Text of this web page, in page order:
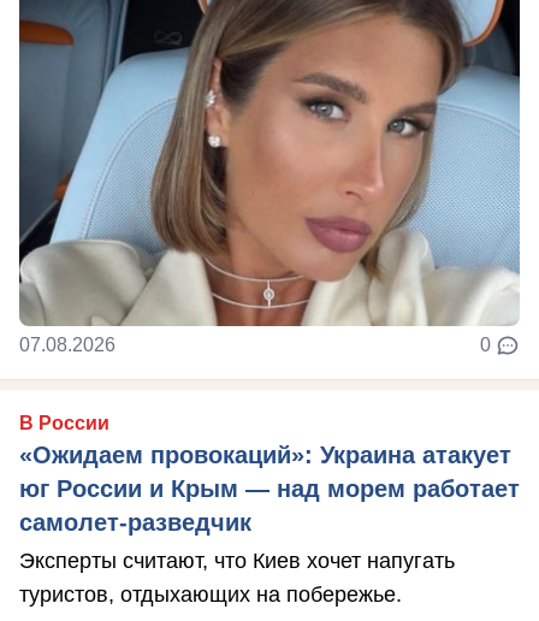
07.08.2026 0
В России
«Ожидаем провокаций»: Украина атакует
юг России и Крым — над морем работает
самолет-разведчик
Эксперты считают, что Киев хочет напугать
туристов, отдыхающих на побережье.